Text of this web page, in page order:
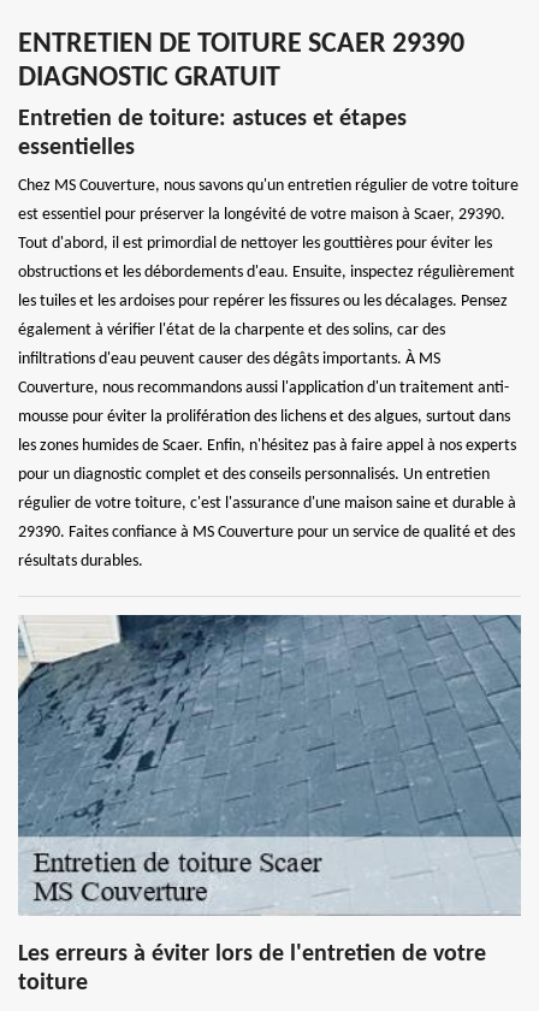
ENTRETIEN DE TOITURE SCAER 29390
DIAGNOSTIC GRATUIT
Entretien de toiture: astuces et étapes
essentielles
Chez MS Couverture, nous savons qu'un entretien régulier de votre toiture
est essentiel pour préserver la longévité de votre maison à Scaer, 29390.
Tout d'abord, il est primordial de nettoyer les gouttières pour éviter les
obstructions et les débordements d'eau. Ensuite, inspectez régulièrement
les tuiles et les ardoises pour repérer les fissures ou les décalages. Pensez
également à vérifier l'état de la charpente et des solins, car des
infiltrations d'eau peuvent causer des dégâts importants. À MS
Couverture, nous recommandons aussi l'application d'un traitement anti-
mousse pour éviter la prolifération des lichens et des algues, surtout dans
les zones humides de Scaer. Enfin, n'hésitez pas à faire appel à nos experts
pour un diagnostic complet et des conseils personnalisés. Un entretien
régulier de votre toiture, c'est l'assurance d'une maison saine et durable à
29390. Faites confiance à MS Couverture pour un service de qualité et des
résultats durables.
Les erreurs à éviter lors de l'entretien de votre
toiture